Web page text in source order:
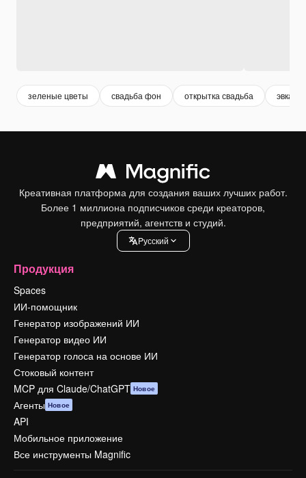
зеленые цветы свадьба фон открытка свадьба
Креативная платформа для создания ваших лучших работ.
Более 1 миллиона подписчиков среди креаторов,
предприятий, агентств и студий.
Pусский
Продукция
Spaces
ИИ-помощник
Генератор изображений ИИ
Генератор видео ИИ
Генератор голоса на основе ИИ
Стоковый контент
MCP для Claude/ChatGPT Новое
Агенты Новое
API
Мобильное приложение
Все инструменты Magnific